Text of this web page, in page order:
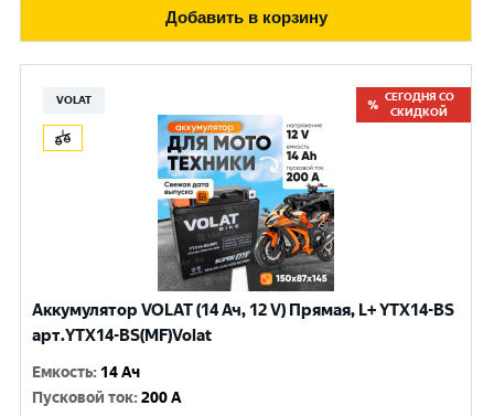
Добавить в корзину
VOLAT
СЕГОДНЯ СО
СКИДКОЙ
Аккумулятор VOLAT (14 Ач, 12 V) Прямая, L+ YTX14-BS
арт.YTX14-BS(MF)Volat
Емкость: 14 Ач
Пусковой ток:200 A